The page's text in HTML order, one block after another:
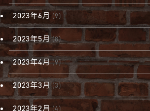
2023年6月 (9)
2023年5月(8)
2023年4月(9)
2023年3月(3)
2023年2月(4)